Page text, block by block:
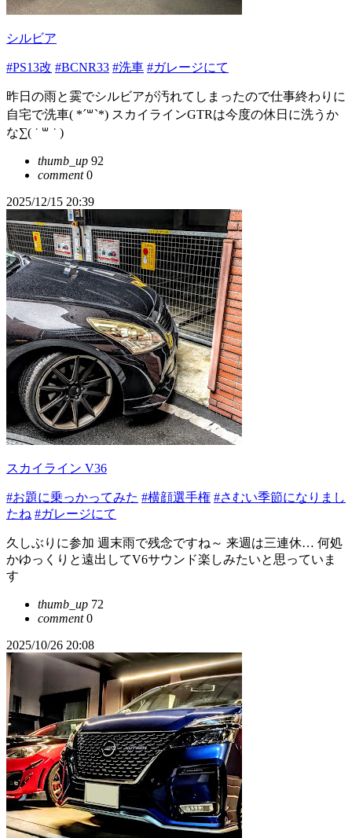
シルビア
#PS13改 #BCNR33 #洗車 #ガレージにて
昨日の雨と霙でシルビアが汚れてしまったので仕事終わりに
自宅で洗車( *´꒳`*) スカイラインGTRは今度の休日に洗うか
な∑( ˙ ꒳​ ˙ )
thumb_up 92
comment0
2025/12/15 20:39
スカイライン V36
#お題に乗っかってみた #横顔選手権 #さむい季節になりまし
たね #ガレージにて
久しぶりに参加 週末雨で残念ですね～ 来週は三連休… 何処
かゆっくりと遠出してV6サウンド楽しみたいと思っていま
す
thumb_up 72
comment0
2025/10/26 20:08